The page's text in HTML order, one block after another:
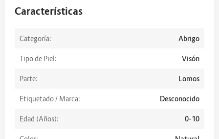
Características
Categoría: Abrigo
Tipo de Piel: Visón
Parte: Lomos
Etiquetado / Marca: Desconocido
Edad (Años): 0-10